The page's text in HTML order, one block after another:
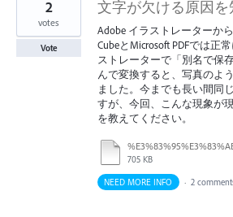
文字が欠ける原因を
Adobe イラストレーターか
CubeとMicrosoft PDFでは正
ストレーターで「別名で保
んで変換すると、写真のよ
ました。今までも長い間同
すが、今回、こんな現象が
を教えてください。
705 KB
2
votes
Vote
NEED MORE INFO · 2